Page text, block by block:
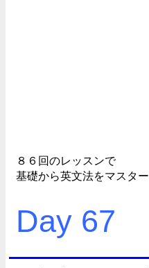
８６回のレッスンで
基礎から英文法をマスター
Day 67